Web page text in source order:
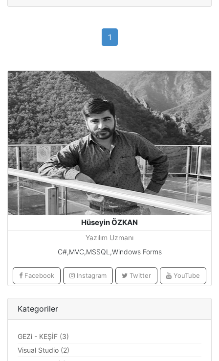
1
Hüseyin ÖZKAN
Yazılım Uzmanı
C#,MVC,MSSQL,Windows Forms
Facebook Instagram Twitter YouTube
Kategoriler
GEZi - KEŞİF (3)
Visual Studio (2)